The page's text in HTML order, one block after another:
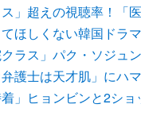
」超えの視聴率！「
てほしくない韓国ドラ
ラス」パク・ソジュ
護士は天才肌」にハ
」ヒョンビンと2ショ